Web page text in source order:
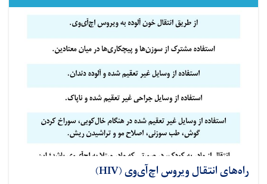
ش
اکنون،
بیش
از
عملیات
در
شفاخانه
فاطمه
بیات
ولایت
هلمند،
راه‌های انتقال ویروس اچ‌آی‌وی (HIV)